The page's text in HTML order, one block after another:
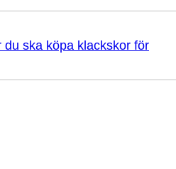
ska köpa klackskor för